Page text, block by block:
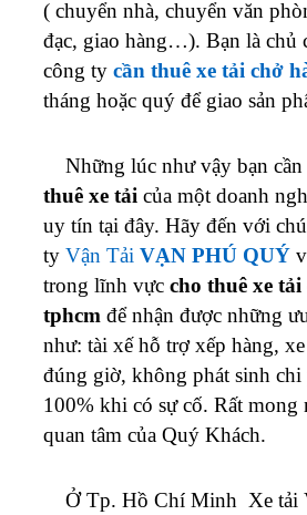
( chuyển nhà, chuyển văn
đạc, giao hàng…). Bạn là chủ
công ty cần thuê xe tải chở
tháng hoặc quý để giao sản
Những lúc như vậy bạn cần
thuê xe tải của một doanh
uy tín tại đây. Hãy đến với
ty Vận Tải VẠN PHÚ QUÝ
trong lĩnh vực cho thuê xe
tphcm để nhận được những
như: tài xế hỗ trợ xếp hàng,
đúng giờ, không phát sinh chi
100% khi có sự cố. Rất mong
quan tâm của Quý Khách.
Ở Tp. Hồ Chí Minh Xe tải